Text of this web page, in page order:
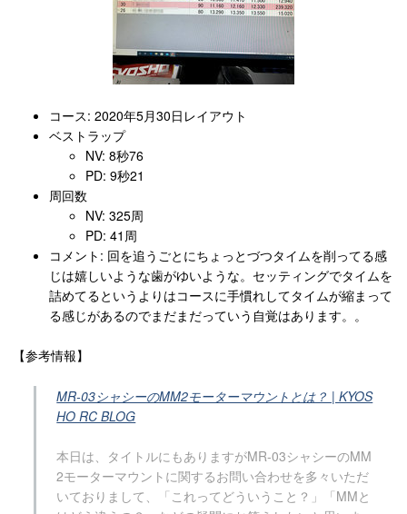
コース: 2020年5月30日レイアウト
ベストラップ
NV: 8秒76
PD: 9秒21
周回数
NV: 325周
PD: 41周
コメント: 回を追うごとにちょっとづつタイムを削ってる感
じは嬉しいような歯がゆいような。セッティングでタイムを
詰めてるというよりはコースに手慣れしてタイムが縮まって
る感じがあるのでまだまだっていう自覚はあります。。
【参考情報】
MR-03シャシーのMM2モーターマウントとは？ | KYOS
HO RC BLOG
本日は、タイトルにもありますがMR-03シャシーのMM
2モーターマウントに関するお問い合わせを多々いただ
いておりまして、「これってどういうこと？」「MMと